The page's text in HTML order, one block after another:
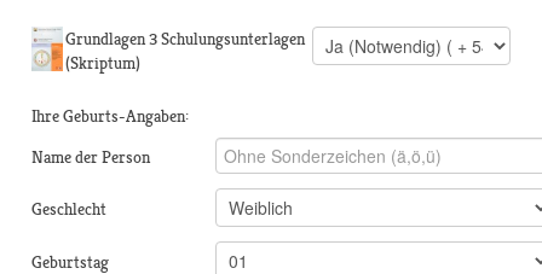
Grundlagen 3 Schulungsunterlagen
(Skriptum)
Ihre Geburts-Angaben:
Name der Person
Geschlecht
Geburtstag